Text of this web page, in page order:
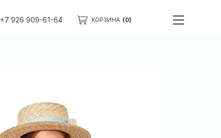
+7 926 909-61-64 КОРЗИНА (0)